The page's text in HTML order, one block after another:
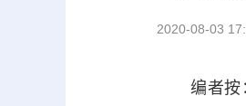
2020-08-03
编者按：